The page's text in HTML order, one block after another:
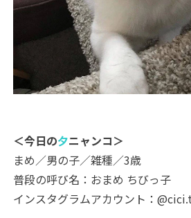
＜今日の夕ニャンコ＞
まめ／男の子／雑種／3歳
普段の呼び名：おまめ ちびっ子
インスタグラムアカウント：